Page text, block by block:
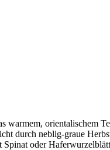
warmem, orientalischem
durch neblig-graue
Spinat oder